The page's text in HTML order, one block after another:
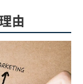
由